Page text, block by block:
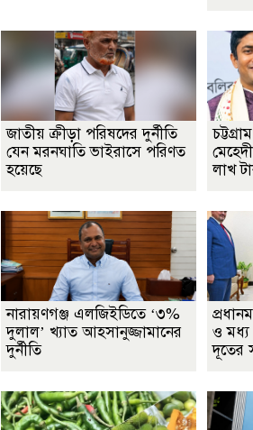
জাতীয় ক্রীড়া পরিষদের দুর্নীতি
যেন মরনঘাতি ভাইরাসে পরিণত
হয়েছে
লাখ
নারায়ণগঞ্জ এলজিইডিতে ‘৩%
দুলাল’ খ্যাত আহসানুজ্জামানের
দুর্নীতি
ও মধ্য
দূতের